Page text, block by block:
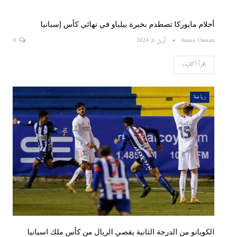
أحلام مايوركا تصطدم بخبرة بيلباو في نهائي كأس إسبانيا
Amna Osman أبريل 6, 2024
اقرأ أكثر...
رياضة
الكويانو من الدرجة الثانية يقصي الريال من كأس ملك اسبانيا